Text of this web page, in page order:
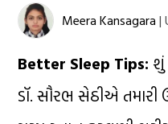
Meera Kansagara |
Better Sleep Tips: શું
ડૉ. સૌરભ સેઠીએ તમારી